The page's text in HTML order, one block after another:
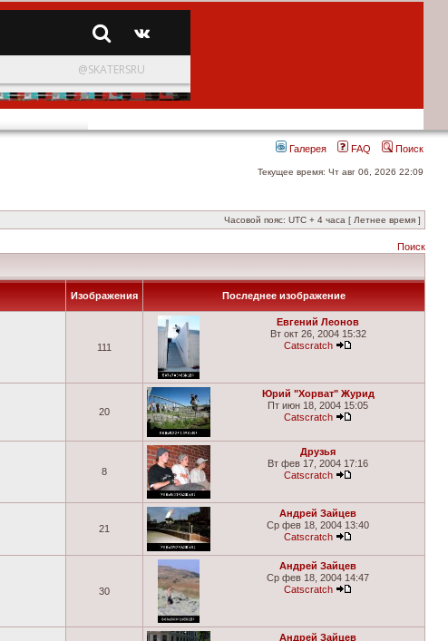
Галерея FAQ Поиск
Текущее время: Чт авг 06, 2026 22:09
Часовой пояс: UTC + 4 часа [ Летнее время ]
Поиск
Изображения Последнее изображение
111
Евгений Леонов
Вт окт 26, 2004 15:32
Catscratch
20
Юрий "Хорват" Журид
Пт июн 18, 2004 15:05
Catscratch
8
Друзья
Вт фев 17, 2004 17:16
Catscratch
21
Андрей Зайцев
Ср фев 18, 2004 13:40
Catscratch
30
Андрей Зайцев
Ср фев 18, 2004 14:47
Catscratch
Андрей Зайцев